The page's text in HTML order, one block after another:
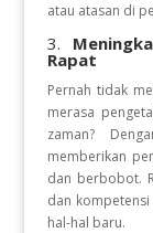
atau atasan di
3.
Rapat
Pernah tidak
merasa
zaman?
memberikan
dan berbobot.
dan
hal-hal baru.